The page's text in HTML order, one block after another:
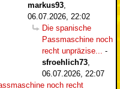
markus93,
06.07.2026, 22:02
Die spanische
Passmaschine noch
recht unpräzise... -
sfroehlich73,
06.07.2026, 22:07
noch recht